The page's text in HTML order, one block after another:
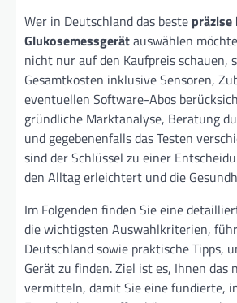
Wer in Deutschland das beste
Glukosemessgerätauswählen
nicht nur auf den Kaufpreis schauen,
Gesamtkosten inklusive Sensoren,
eventuellen Software-Abos
gründliche Marktanalyse, Beratung
und gegebenenfalls das Testen
sind der Schlüssel zu einer
den Alltag erleichtert und die
Im Folgenden finden Sie eine
die wichtigsten Auswahlkriterien,
Deutschland sowie praktische Tipps,
Gerät zu finden. Ziel ist es, Ihnen das
vermitteln, damit Sie eine fundierte,